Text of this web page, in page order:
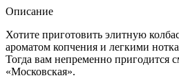
Описание
Хотите приготовить элитную
ароматом копчения и легкими
Тогда вам непременно пригодится
«Московская».